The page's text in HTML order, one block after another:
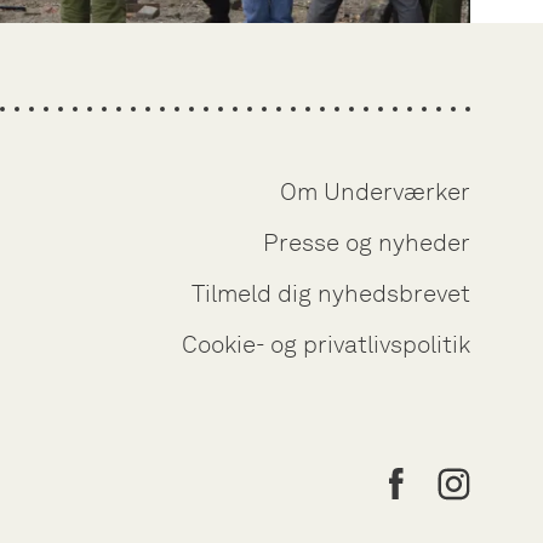
Om Underværker
Presse og nyheder
Tilmeld dig nyhedsbrevet
Cookie- og privatlivspolitik